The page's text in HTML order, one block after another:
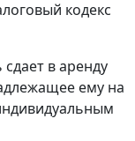
кодекс
в аренду
ему на